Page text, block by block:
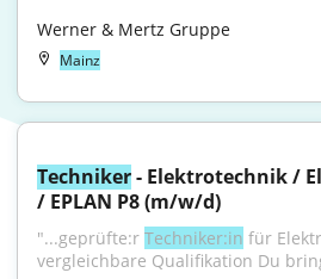
Werner & Mertz Gruppe
Mainz
Techniker - Elektrotechnik /
/ EPLAN P8 (m/w/d)
"...geprüfte:r Techniker:in für
vergleichbare Qualifikation Du